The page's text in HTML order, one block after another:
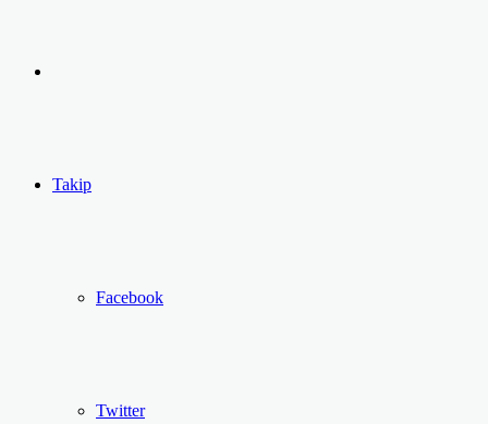
...
Ol
Takip
Facebook
Twitter